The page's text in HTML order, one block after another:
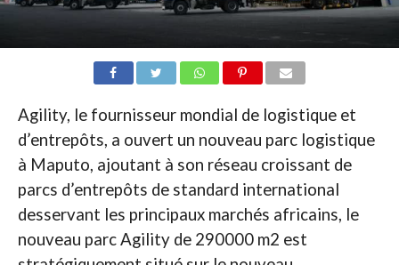
Agility, le fournisseur mondial de logistique et
d’entrepôts, a ouvert un nouveau parc logistique
à Maputo, ajoutant à son réseau croissant de
parcs d’entrepôts de standard international
desservant les principaux marchés africains, le
nouveau parc Agility de 290000 m2 est